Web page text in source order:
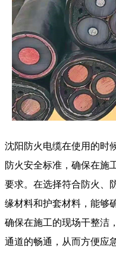
沈阳防火电缆在使用的时
防火安全标准，确保在施
要求。在选择符合防火、
缘材料和护套材料，能够
确保在施工的现场干整洁
通道的畅通，从而方便应